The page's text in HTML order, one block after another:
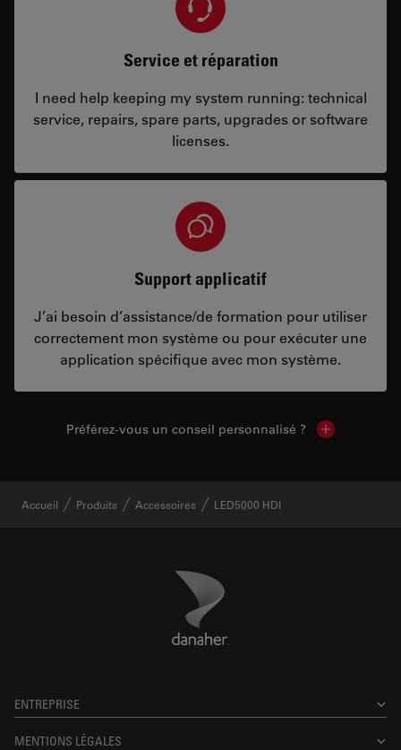
Service et réparation
I need help keeping my system running: technical
service, repairs, spare parts, upgrades or software
licenses.
Support applicatif
J’ai besoin d’assistance/de formation pour utiliser
correctement mon système ou pour exécuter une
application spécifique avec mon système.
Préférez-vous un conseil personnalisé ? Show local
Accueil Produits Accessoires LED5000 HDI
Danaher Logo
ENTREPRISE
MENTIONS LÉGALES